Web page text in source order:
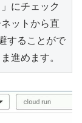
にチェック
ットから直
することがで
進めます。